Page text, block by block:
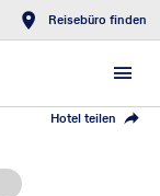
Reisebüro finden
Hotel teilen